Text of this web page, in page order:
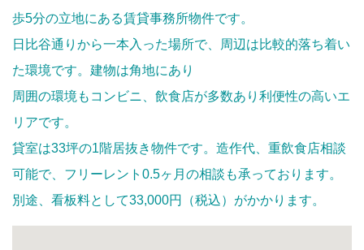
歩5分の立地にある賃貸事務所物件です。
日比谷通りから一本入った場所で、周辺は比較的落ち着い
た環境です。建物は角地にあり
周囲の環境もコンビニ、飲食店が多数あり利便性の高いエ
リアです。
貸室は33坪の1階居抜き物件です。造作代、重飲食店相談
可能で、フリーレント0.5ヶ月の相談も承っております。
別途、看板料として33,000円（税込）がかかります。